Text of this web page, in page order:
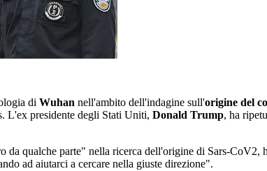
di Wuhan nell'ambito dell'indagine sull'origine del
L'ex presidente degli Stati Uniti, Donald Trump, ha
qualche parte" nella ricerca dell'origine di Sars-
ad aiutarci a cercare nella giuste direzione".